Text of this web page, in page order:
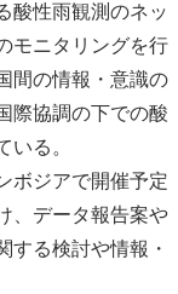
酸性雨観測のネッ
モニタリングを行
間の情報・意識の
際協調の下での酸
いる。
ボジアで開催予定
、データ報告案や
する検討や情報・